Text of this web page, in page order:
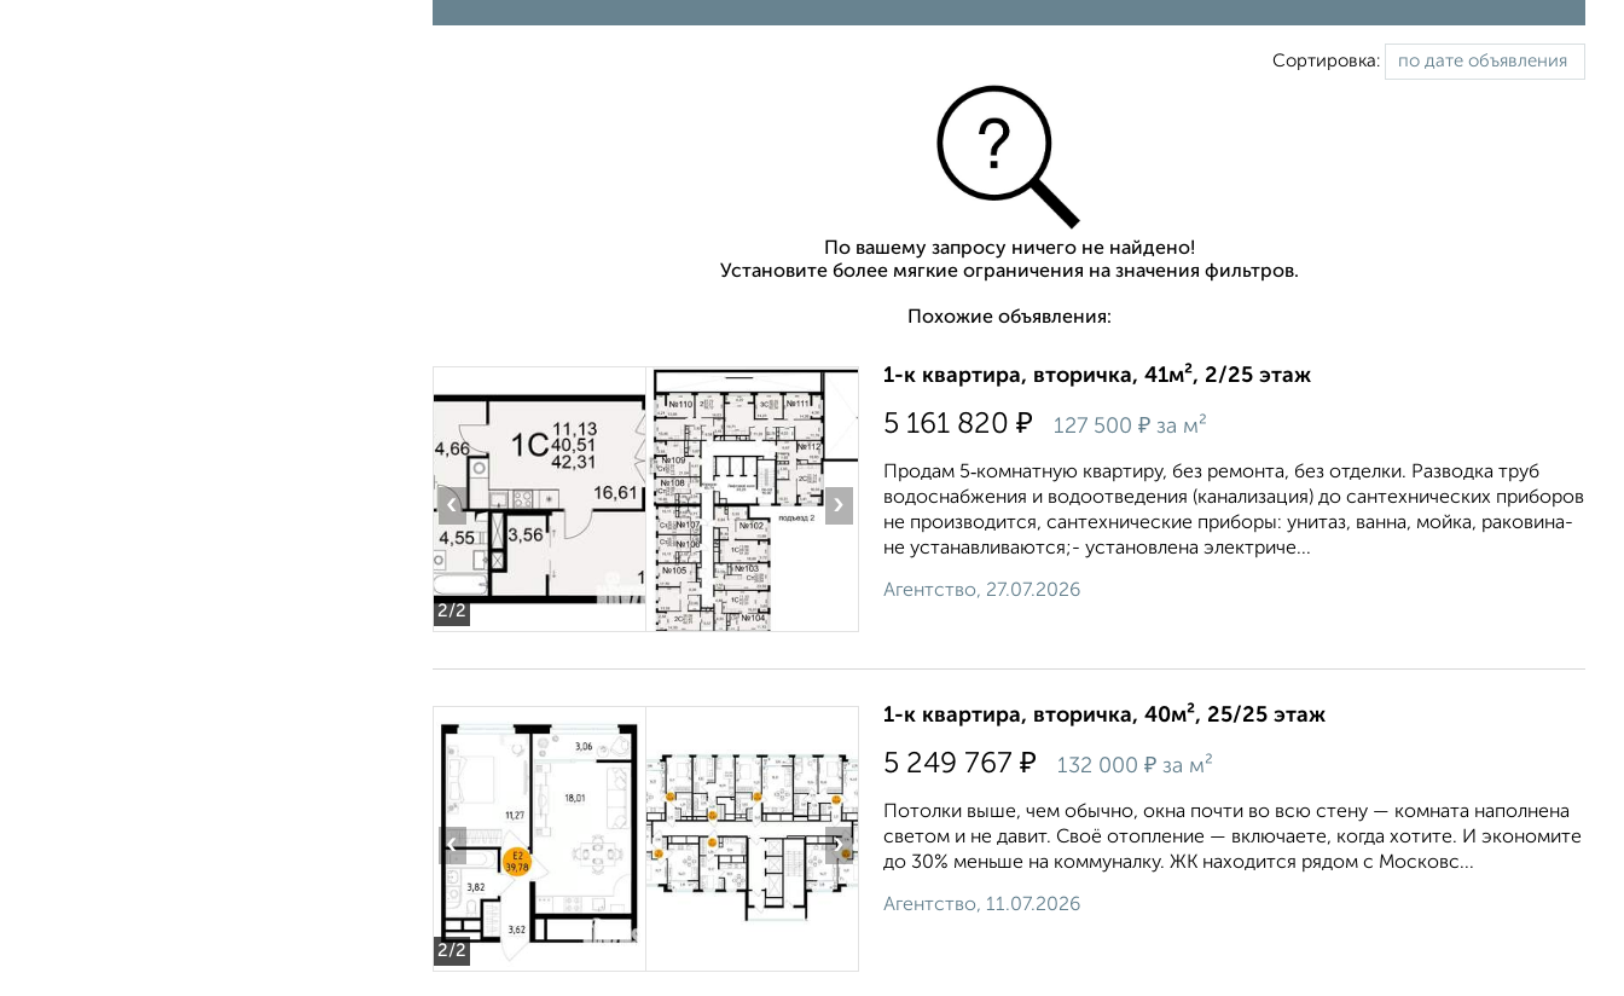
Сортировка:
По вашему запросу ничего не найдено!
Установите более мягкие ограничения на значения фильтров.
Похожие объявления:
2/2
‹ ›
1-к квартира, вторичка, 41м², 2/25 этаж
5 161 820 ₽ 127 500 ₽ за м²
Продам 5‑комнатную квартиру, без ремонта, без отделки. Разводка труб
водоснабжения и водоотведения (канализация) до сантехнических приборов
не производится, сантехнические приборы: унитаз, ванна, мойка, раковина-
не устанавливаются;- установлена электриче...
Агентство, 27.07.2026
2/2
‹ ›
1-к квартира, вторичка, 40м², 25/25 этаж
5 249 767 ₽ 132 000 ₽ за м²
Потолки выше, чем обычно, окна почти во всю стену — комната наполнена
светом и не давит. Своё отопление — включаете, когда хотите. И экономите
до 30% меньше на коммуналку. ЖК находится рядом с Московс...
Агентство, 11.07.2026